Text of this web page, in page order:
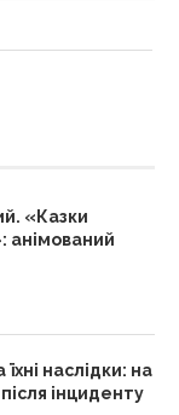
«Казки
анімований
наслідки: на
інциденту